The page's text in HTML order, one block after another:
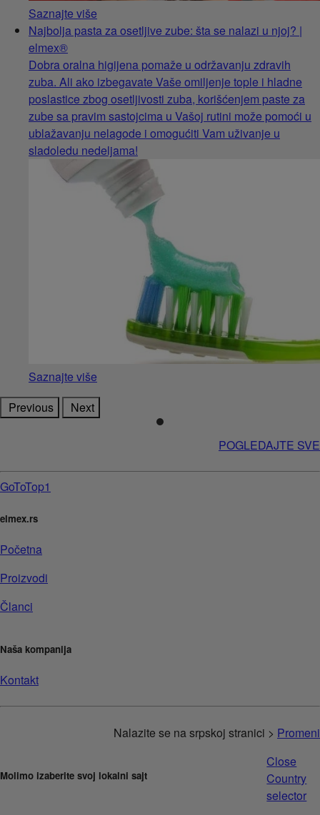
Saznajte više
Najbolja pasta za osetljive zube: šta se nalazi u njoj? |
elmex®
Dobra oralna higijena pomaže u održavanju zdravih
zuba. Ali ako izbegavate Vaše omiljenje tople i hladne
poslastice zbog osetljivosti zuba, korišćenjem paste za
zube sa pravim sastojcima u Vašoj rutini može pomoći u
ublažavanju nelagode i omogućiti Vam uživanje u
sladoledu nedeljama!
Saznajte više
Previous
Next
POGLEDAJTE SVE
GoToTop1
elmex.rs
Početna
Proizvodi
Članci
Naša kompanija
Kontakt
Nalazite se na srpskoj stranici > Promeni
Molimo izaberite svoj lokalni sajt
Close
Country
selector